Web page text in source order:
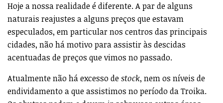
Hoje a nossa realidade é diferente. A par de alguns
naturais reajustes a alguns preços que estavam
especulados, em particular nos centros das principais
cidades, não há motivo para assistir às descidas
acentuadas de preços que vimos no passado.
Atualmente não há excesso destock, nem os níveis de
endividamento a que assistimos no período da Troika.